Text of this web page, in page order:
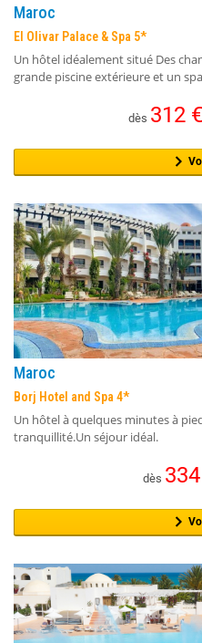
Maroc
El Olivar Palace & Spa 5*
Un hôtel idéalement situé Des
grande piscine extérieure et un spa
dès 312 €
Maroc
Borj Hotel and Spa 4*
Un hôtel à quelques minutes à
tranquillité.Un séjour idéal.
dès 334